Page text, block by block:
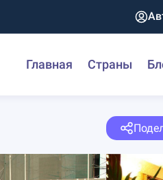
Главная Страны